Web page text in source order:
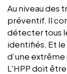
Au niveau des
préventif. Il
détecter tous
identifiés. Et
d’une
L'HPP doit